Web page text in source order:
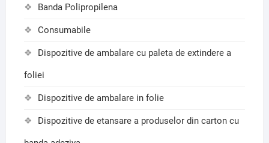
Banda Polipropilena
Consumabile
Dispozitive de ambalare cu paleta de extindere a
foliei
Dispozitive de ambalare in folie
Dispozitive de etansare a produselor din carton cu